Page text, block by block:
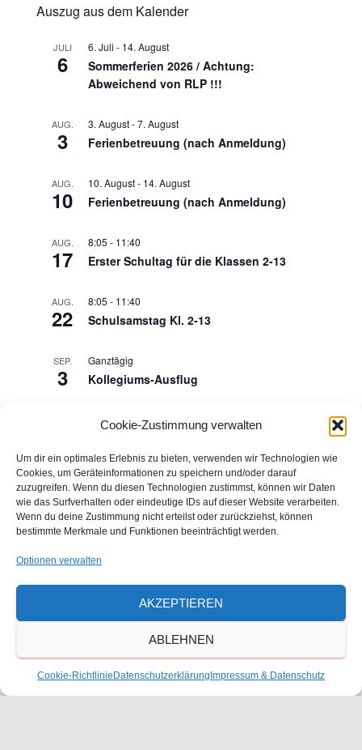
Cookie-Zustimmung verwalten
Um dir ein optimales Erlebnis zu bieten, verwenden wir Technologien wie
Cookies, um Geräteinformationen zu speichern und/oder darauf
zuzugreifen. Wenn du diesen Technologien zustimmst, können wir Daten
wie das Surfverhalten oder eindeutige IDs auf dieser Website verarbeiten.
Wenn du deine Zustimmung nicht erteilst oder zurückziehst, können
bestimmte Merkmale und Funktionen beeinträchtigt werden.
Optionen verwalten
AKZEPTIEREN
ABLEHNEN
Cookie-Richtlinie Datenschutzerklärung Impressum & Datenschutz
Auszug aus dem Kalender
JULI
6
6. Juli - 14. August
Sommerferien 2026 / Achtung:
Abweichend von RLP !!!
AUG.
3
3. August-7. August
Ferienbetreuung (nach Anmeldung)
AUG.
10
10. August- 14. August
Ferienbetreuung (nach Anmeldung)
AUG.
17
8:05 - 11:40
Erster Schultag für die Klassen 2-13
AUG.
22
8:05 - 11:40
Schulsamstag Kl. 2-13
SEP.
3
Ganztägig
Kollegiums-Ausflug
11. September 12. September
SEP.
25
8:05-11:40
Interne Monatsfeier
Kalender
Eine Jahresübersicht und einen druckbaren Kalender
Öffnungszeiten Sekretariat